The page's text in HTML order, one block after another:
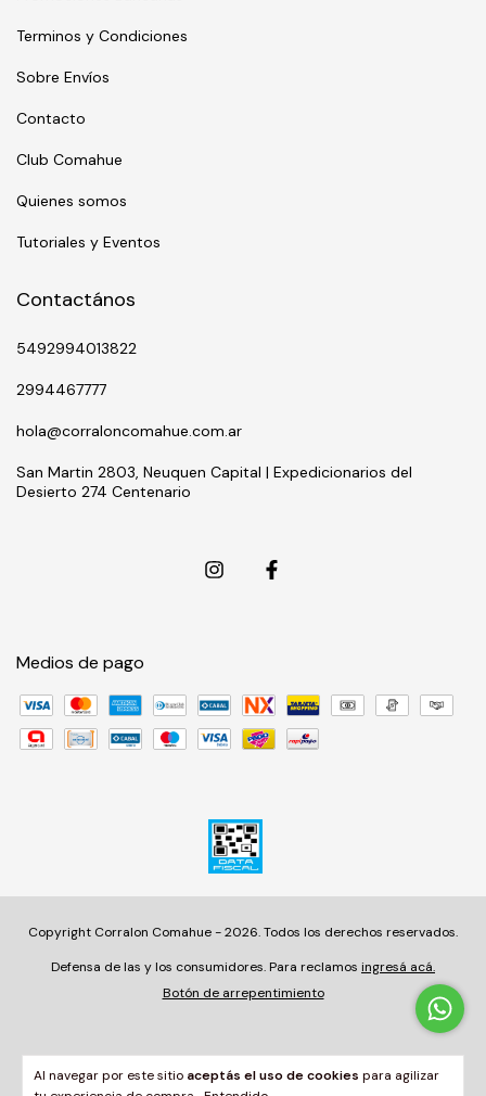
Al navegar por este sitio aceptás el uso de cookies para agilizar
Terminos y Condiciones
Sobre Envíos
Contacto
Club Comahue
Quienes somos
Tutoriales y Eventos
Contactános
5492994013822
2994467777
hola@corraloncomahue.com.ar
San Martin 2803, Neuquen Capital | Expedicionarios del
Desierto 274 Centenario
Medios de pago
Copyright Corralon Comahue - 2026. Todos los derechos reservados.
Defensa de las y los consumidores. Para reclamos ingresá acá.
Botón de arrepentimiento